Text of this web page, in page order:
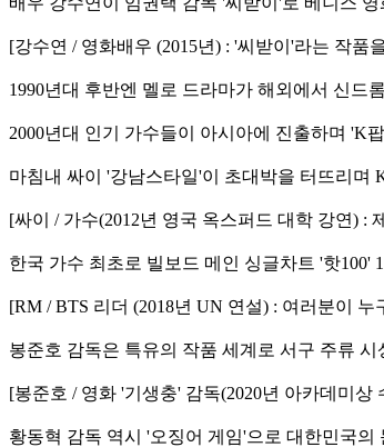
[강수연 / 영화배우 (2015년) : '씨받이'라는 작
1990년대 후반엔 멜로 드라마가 해외에서 신드
2000년대 인기 가수들이 아시아에 진출하며 'K
마침내 싸이 '강남스타일'이 초대박을 터뜨리며
[싸이 / 가수(2012년 영국 옥스퍼드 대학 강연)
한국 가수 최초로 빌보드 메인 싱글차트 '핫100'
[RM / BTS 리더 (2018년 UN 연설) : 여러분이
봉준호 감독은 특유의 작품 세계로 서구 주류 시
[봉준호 / 영화 '기생충' 감독(2020년 아카데미
황동혁 감독 역시 '오징어 게임'으로 대한민국의